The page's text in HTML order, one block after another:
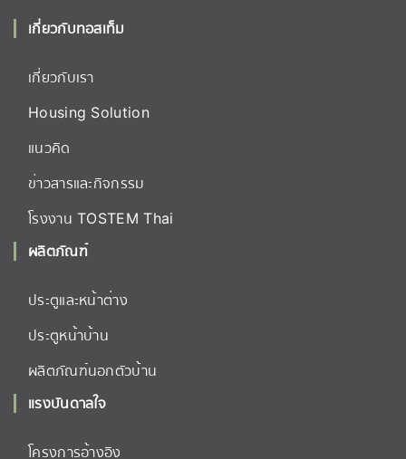
เกี่ยวกับทอสเท็ม
เกี่ยวกับเรา
Housing Solution
แนวคิด
ข่าวสารและกิจกรรม
โรงงาน TOSTEM Thai
ผลิตภัณฑ์
ประตูและหน้าต่าง
ประตูหน้าบ้าน
ผลิตภัณฑ์นอกตัวบ้าน
แรงบันดาลใจ
โครงการอ้างอิง